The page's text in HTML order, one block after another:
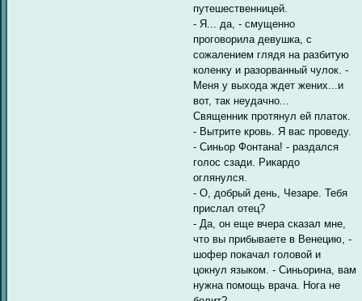
путешественницей.
- Я... да, - смущенно
проговорила девушка, с
сожалением глядя на разбитую
коленку и разорванный чулок. -
Меня у выхода ждет жених...и
вот, так неудачно...
Священник протянул ей платок.
- Вытрите кровь. Я вас проведу.
- Синьор Фонтана! - раздался
голос сзади. Рикардо
оглянулся.
- О, добрый день, Чезаре. Тебя
прислал отец?
- Да, он еще вчера сказал мне,
что вы прибываете в Венецию, -
шофер покачал головой и
цокнул языком. - Синьорина, вам
нужна помощь врача. Нога не